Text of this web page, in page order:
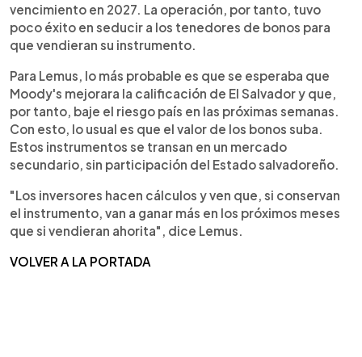
vencimiento en 2027. La operación, por tanto, tuvo
poco éxito en seducir a los tenedores de bonos para
que vendieran su instrumento.
Para Lemus, lo más probable es que se esperaba que
Moody's mejorara la calificación de El Salvador y que,
por tanto, baje el riesgo país en las próximas semanas.
Con esto, lo usual es que el valor de los bonos suba.
Estos instrumentos se transan en un mercado
secundario, sin participación del Estado salvadoreño.
"Los inversores hacen cálculos y ven que, si conservan
el instrumento, van a ganar más en los próximos meses
que si vendieran ahorita", dice Lemus.
VOLVER A LA PORTADA